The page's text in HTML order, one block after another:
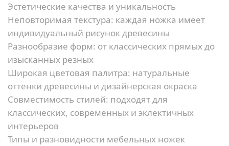
Эстетические качества и уникальность
Неповторимая текстура: каждая ножка имеет
индивидуальный рисунок древесины
Разнообразие форм: от классических прямых до
изысканных резных
Широкая цветовая палитра: натуральные
оттенки древесины и дизайнерская окраска
Совместимость стилей: подходят для
классических, современных и эклектичных
интерьеров
Типы и разновидности мебельных ножек